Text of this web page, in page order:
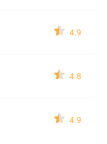
4.9
4.8
4.9